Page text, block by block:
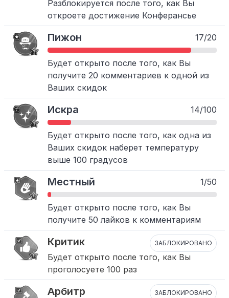
Разблокируется после того, как Вы
откроете достижение Конферансье
Пижон 17/20
Будет открыто после того, как Вы
получите 20 комментариев к одной из
Ваших скидок
Искра 14/100
Будет открыто после того, как одна из
Ваших скидок наберет температуру
выше 100 градусов
Местный 1/50
Будет открыто после того, как Вы
получите 50 лайков к комментариям
Критик ЗАБЛОКИРОВАНО
Будет открыто после того, как Вы
проголосуете 100 раз
Арбитр ЗАБЛОКИРОВАНО